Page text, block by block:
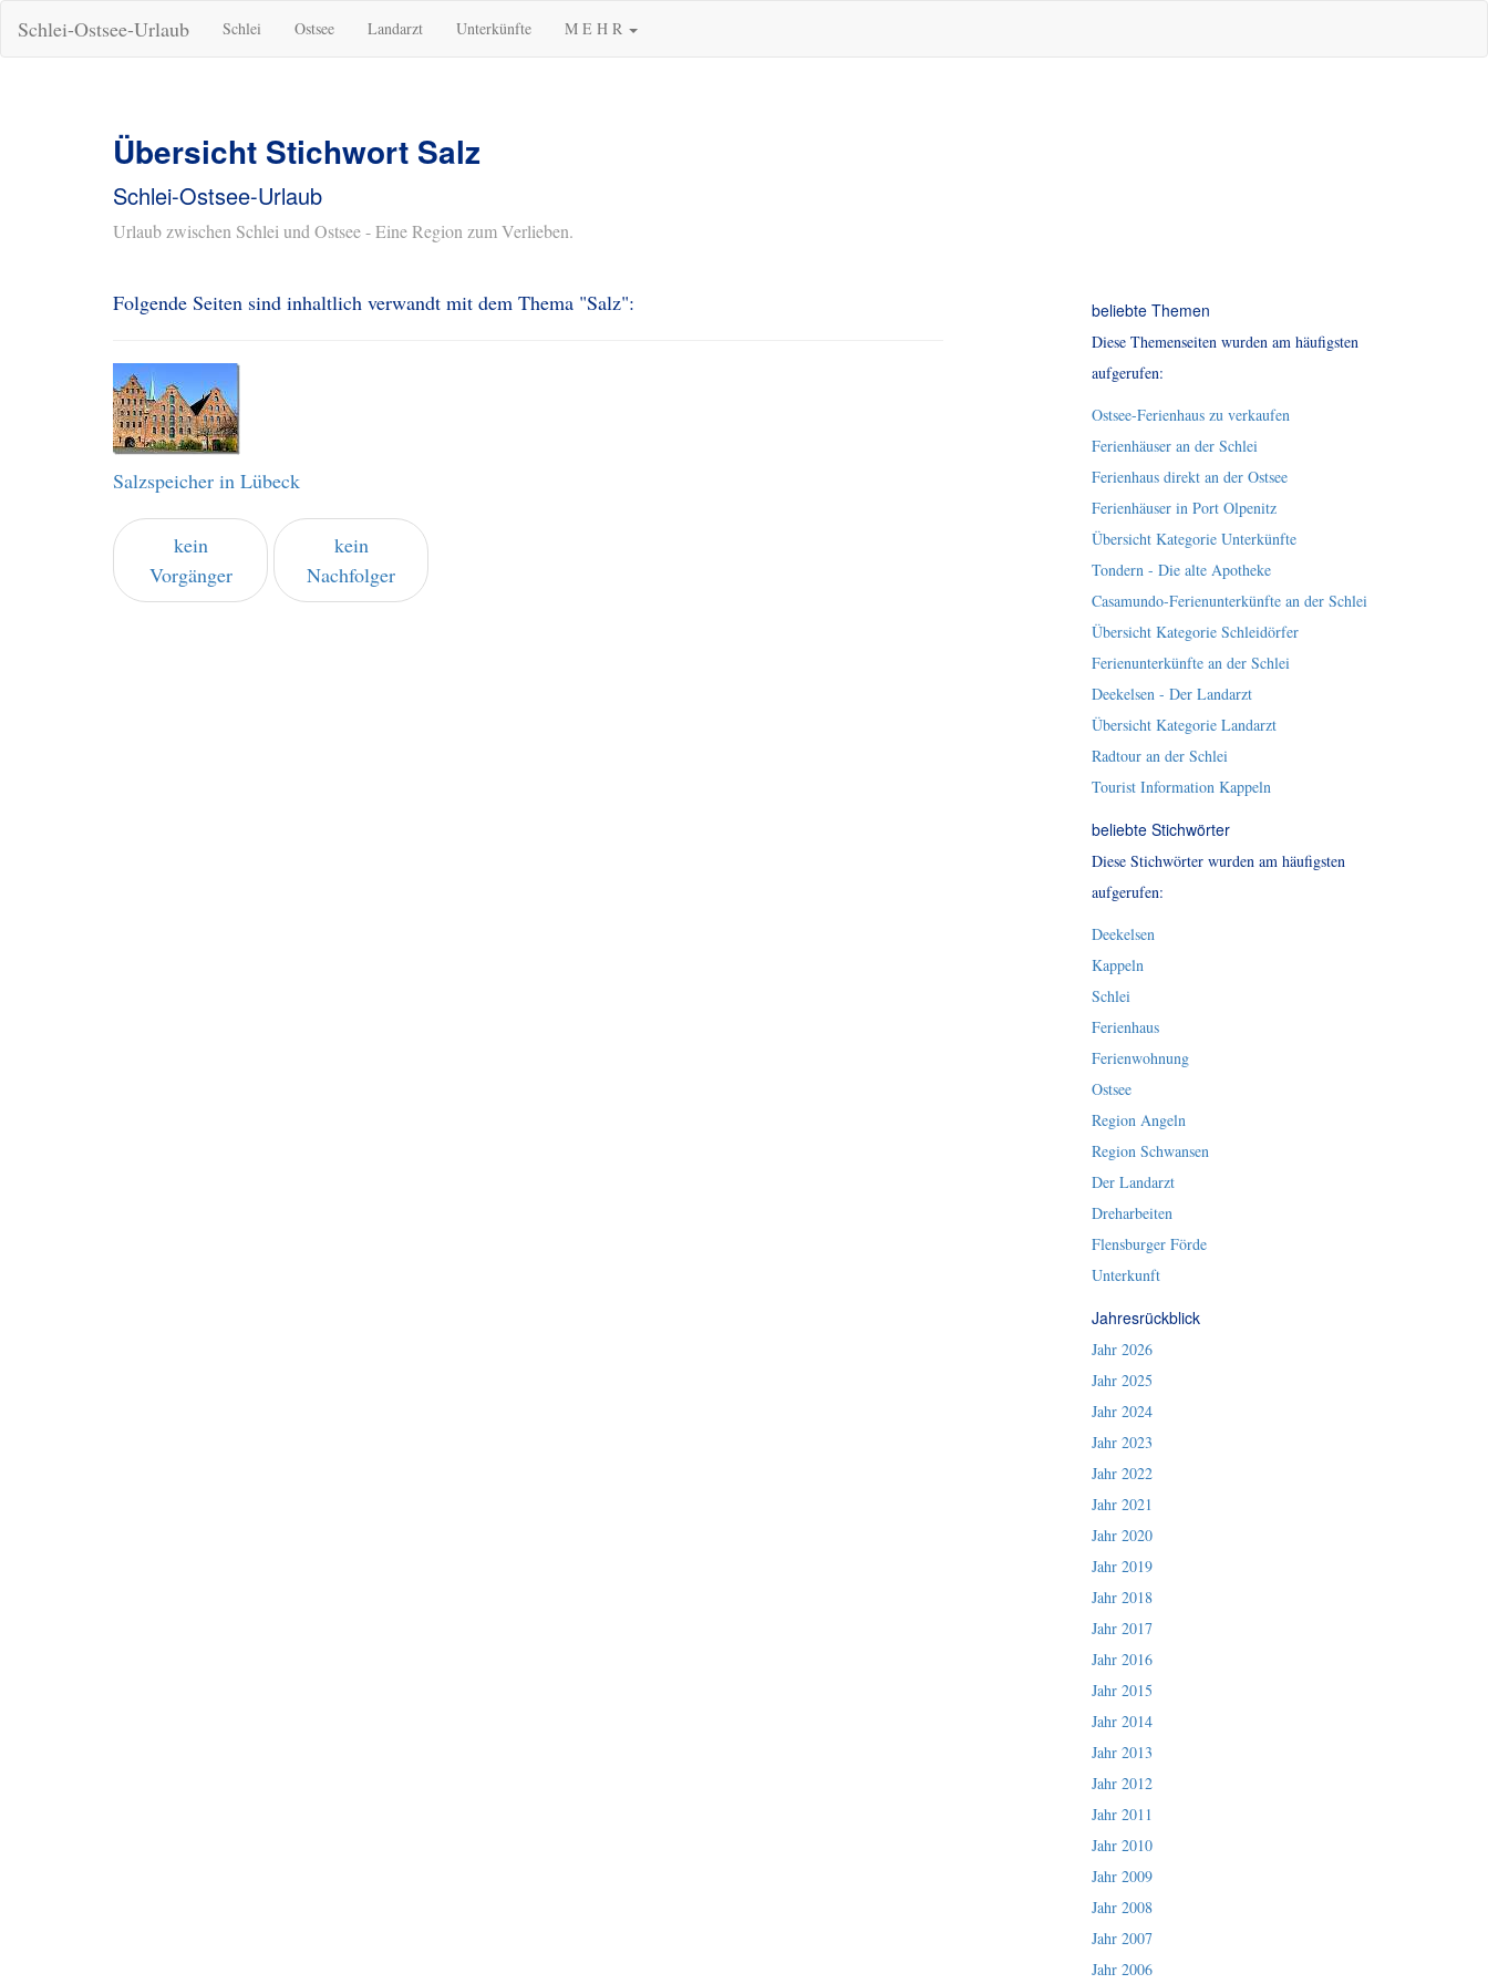
Schlei-Ostsee-Urlaub Schlei Ostsee Landarzt Unterkünfte M E H R
Übersicht Stichwort Salz
Schlei-Ostsee-Urlaub
Urlaub zwischen Schlei und Ostsee - Eine Region zum Verlieben.
Folgende Seiten sind inhaltlich verwandt mit dem Thema "Salz":
Salzspeicher in Lübeck
kein
Vorgänger
kein
Nachfolger
beliebte Themen
Diese Themenseiten wurden am häufigsten
aufgerufen:
Ostsee-Ferienhaus zu verkaufen
Ferienhäuser an der Schlei
Ferienhaus direkt an der Ostsee
Ferienhäuser in Port Olpenitz
Übersicht Kategorie Unterkünfte
Tondern - Die alte Apotheke
Casamundo-Ferienunterkünfte an der Schlei
Übersicht Kategorie Schleidörfer
Ferienunterkünfte an der Schlei
Deekelsen - Der Landarzt
Übersicht Kategorie Landarzt
Radtour an der Schlei
Tourist Information Kappeln
beliebte Stichwörter
Diese Stichwörter wurden am häufigsten
aufgerufen:
Deekelsen
Kappeln
Schlei
Ferienhaus
Ferienwohnung
Ostsee
Region Angeln
Region Schwansen
Der Landarzt
Dreharbeiten
Flensburger Förde
Unterkunft
Jahresrückblick
Jahr 2026
Jahr 2025
Jahr 2024
Jahr 2023
Jahr 2022
Jahr 2021
Jahr 2020
Jahr 2019
Jahr 2018
Jahr 2017
Jahr 2016
Jahr 2015
Jahr 2014
Jahr 2013
Jahr 2012
Jahr 2011
Jahr 2010
Jahr 2009
Jahr 2008
Jahr 2007
Jahr 2006